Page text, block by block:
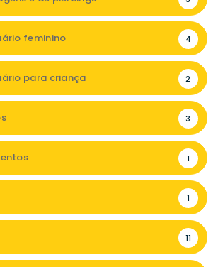
feminino 4
para criança 2
3
1
1
11